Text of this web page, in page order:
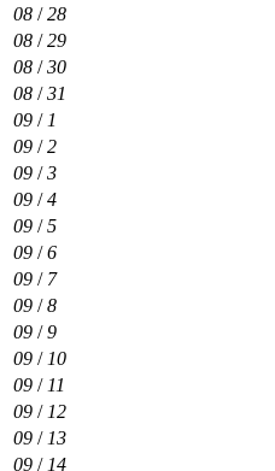
08 /28
08 /29
08 /30
08 /31
09 /1
09 /2
09 /3
09 /4
09 /5
09 /6
09 / 7
09 /8
09 /9
09 /10
09 /11
09 /12
09 /13
09 /14